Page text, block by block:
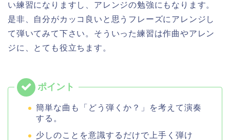
い練習になりますし、アレンジの勉強にもなります。
是非、自分がカッコ良いと思うフレーズにアレンジし
て弾いてみて下さい。そういった練習は作曲やアレン
ジに、とても役立ちます。
簡単な曲も「どう弾くか？」を考えて演奏
する。
少しのことを意識するだけで上手く弾け